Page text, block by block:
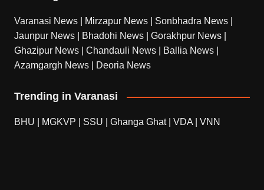
Varanasi News Mirzapur News Sonbhadra News
Jaunpur News
Bhadohi News Gorakhpur News
Ghazipur News
Chandauli News Ballia News
Azamgargh News
Deoria News
Trending in Varanasi
BHU MGKVP SSU Ghanga Ghat| VDA VNN